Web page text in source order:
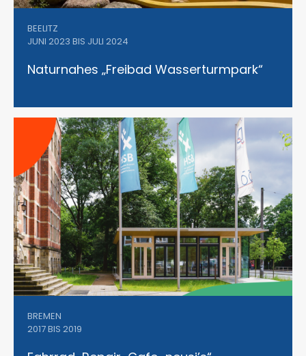
BEELITZ
JUNI 2023 BIS JULI 2024
Naturnahes „Freibad Wasserturmpark“
BREMEN
2017 BIS 2019